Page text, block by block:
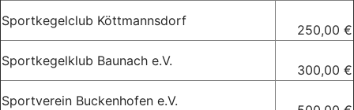
Sportkegelclub Köttmannsdorf
250,00 €
Sportkegelklub Baunach e.V.
300,00 €
Sportverein Buckenhofen e.V.